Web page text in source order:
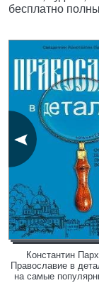
бесплатно
Константин
Православие в
на самые